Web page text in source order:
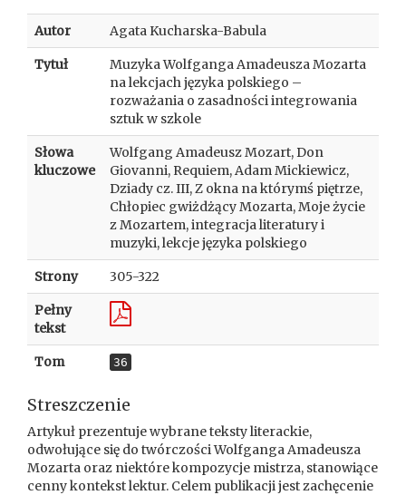
Autor Agata Kucharska-Babula
Tytuł
Muzyka Wolfganga Amadeusza Mozarta
na lekcjach języka polskiego –
rozważania o zasadności integrowania
sztuk w szkole
Słowa
kluczowe
Wolfgang Amadeusz Mozart, Don
Giovanni, Requiem, Adam Mickiewicz,
Dziady cz. III, Z okna na którymś piętrze,
Chłopiec gwiżdżący Mozarta, Moje życie
z Mozartem, integracja literatury i
muzyki, lekcje języka polskiego
Strony 305-322
Pełny
tekst
Tom 36
Streszczenie
Artykuł prezentuje wybrane teksty literackie,
odwołujące się do twórczości Wolfganga Amadeusza
Mozarta oraz niektóre kompozycje mistrza, stanowiące
cenny kontekst lektur. Celem publikacji jest zachęcenie